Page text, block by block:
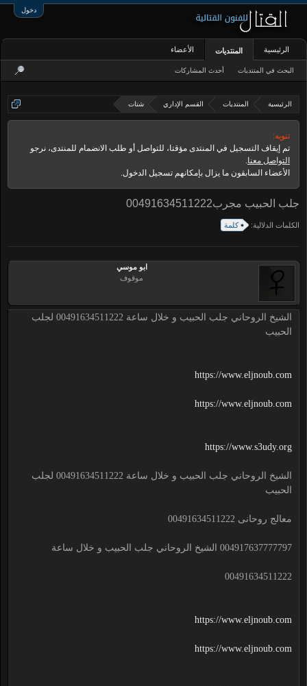
دخول
الرئيسية المنتديات القسم الإداري شتات
تنويه:
تم إيقاف التسجيل في المنتدى مؤقتا، للتواصل أو طلب الانضمام للمنتدى، نرجو
التواصل معنا.
الأعضاء السابقون ما يزال بإمكانهم تسجيل الدخول.
جلب الحبيب مجرب00491634511222
الكلمات الدلالية: كلمة
ابو موسي
موقوف
الشيخ الروحاني جلب الحبيب و خلال ساعة 00491634511222 لجلب
الحبيب
https://www.eljnoub.com
https://www.eljnoub.com
https://www.s3udy.org
الشيخ الروحاني جلب الحبيب و خلال ساعة 00491634511222 لجلب
الحبيب
معالج روحانى 00491634511222
004917637777797 الشيخ الروحاني جلب الحبيب و خلال ساعة
00491634511222
https://www.eljnoub.com
https://www.eljnoub.com
الرئيسية المنتديات
البحث في المنتديات أحدث المشاركات
الأعضاء